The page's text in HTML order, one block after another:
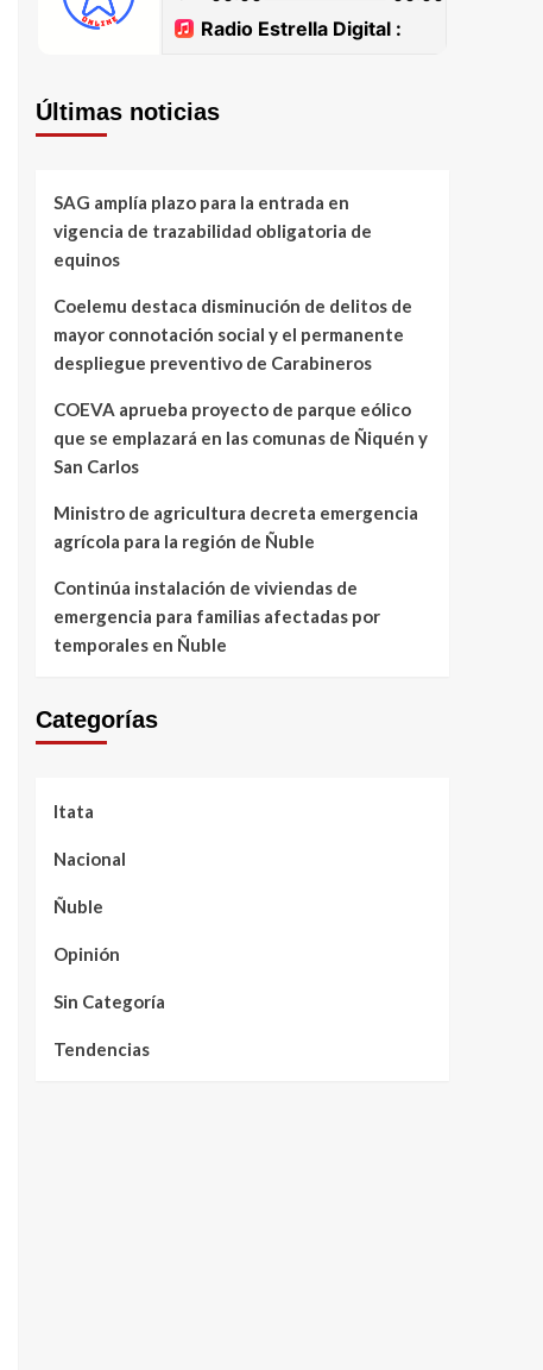
Últimas noticias
SAG amplía plazo para la entrada en
vigencia de trazabilidad obligatoria de
equinos
Coelemu destaca disminución de delitos de
mayor connotación social y el permanente
despliegue preventivo de Carabineros
COEVA aprueba proyecto de parque eólico
que se emplazará en las comunas de Ñiquén y
San Carlos
Ministro de agricultura decreta emergencia
agrícola para la región de Ñuble
Continúa instalación de viviendas de
emergencia para familias afectadas por
temporales en Ñuble
Categorías
Itata
Nacional
Ñuble
Opinión
Sin Categoría
Tendencias